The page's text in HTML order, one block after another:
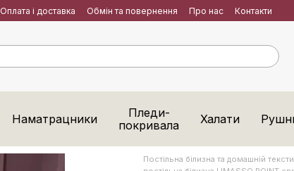
Оплата і доставка Обмін та повернення Про нас Контакти
Наматрацники
Пледи-
покривала
Халати
Постільна білизна та домашній